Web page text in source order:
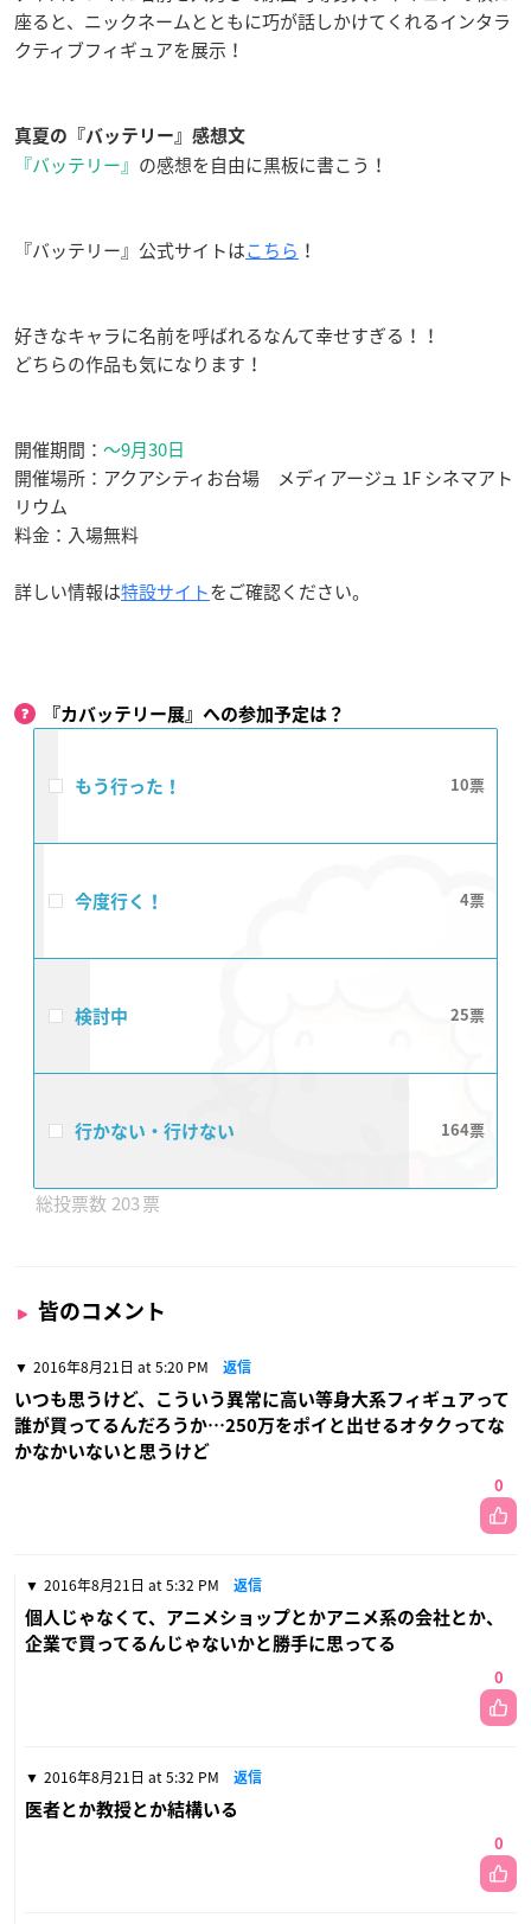
座ると、ニックネームとともに巧が話しかけてくれるインタラ
クティブフィギュアを展示！
真夏の『バッテリー』感想文
『バッテリー』 の感想を自由に黒板に書こう！
『バッテリー』公式サイトはこちら ！
好きなキャラに名前を呼ばれるなんて幸せすぎる！！
どちらの作品も気になります！
開催期間： ～9月30日
開催場所：アクアシティお台場 メディアージュ 1F シネマアト
リウム
料金：入場無料
詳しい情報は特設サイトをご確認ください。
『カバッテリー展』への参加予定は？
もう行った！ 10
今度行く！ 4
検討中 25
行かない・行けない 164
203
皆のコメント
2016年8月21日 at 5:20 PM 返信
いつも思うけど、こういう異常に高い等身大系フィギュアって
誰が買ってるんだろうか…250万をポイと出せるオタクってな
かなかいないと思うけど
0
2016年8月21日 at 5:32 PM 返信
個人じゃなくて、アニメショップとかアニメ系の会社とか、
企業で買ってるんじゃないかと勝手に思ってる
0
2016年8月21日 at 5:32 PM 返信
医者とか教授とか結構いる
0